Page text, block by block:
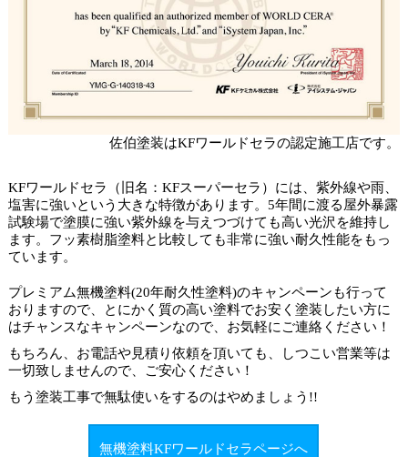
佐伯塗装はKFワールドセラの認定施工店です。
KFワールドセラ（旧名：KFスーパーセラ）には、紫外線や雨、
塩害に強いという大きな特徴があります。5年間に渡る屋外暴露
試験場で塗膜に強い紫外線を与えつづけても高い光沢を維持し
ます。フッ素樹脂塗料と比較しても非常に強い耐久性能をもっ
ています。
プレミアム無機塗料(20年耐久性塗料)のキャンペーンも行って
おりますので、とにかく質の高い塗料でお安く塗装したい方に
はチャンスなキャンペーンなので、お気軽にご連絡ください！
もちろん、お電話や見積り依頼を頂いても、しつこい営業等は
一切致しませんので、ご安心ください！
もう塗装工事で無駄使いをするのはやめましょう !!
無機塗料KFワールドセラページへ